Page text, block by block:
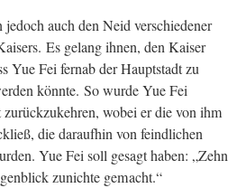
auch den Neid verschiedener
Es gelang ihnen, den Kaiser
Yue Fei fernab der Hauptstadt zu
könnte. So wurde Yue Fei
zurückzukehren, wobei er die von ihm
die daraufhin von feindlichen
Yue Fei soll gesagt haben: „Zehn
zunichte gemacht.“